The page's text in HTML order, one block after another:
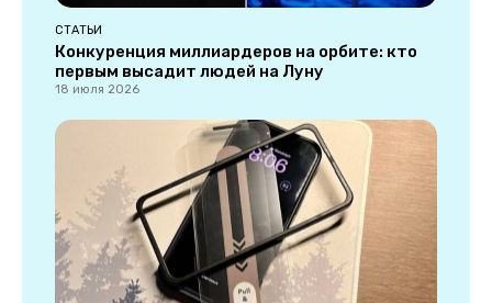
СТАТЬИ
Конкуренция миллиардеров на орбите: кто
первым высадит людей на Луну
18 июля 2026